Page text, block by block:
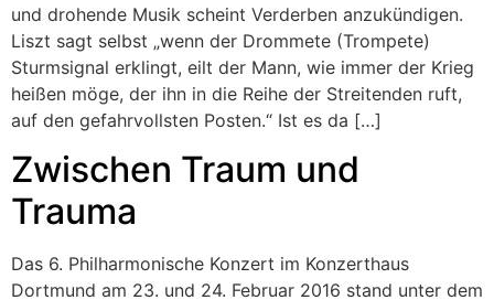
und drohende Musik scheint Verderben anzukündigen.
Liszt sagt selbst „wenn der Drommete (Trompete)
Sturmsignal erklingt, eilt der Mann, wie immer der Krieg
heißen möge, der ihn in die Reihe der Streitenden ruft,
auf den gefahrvollsten Posten.“ Ist es da […]
Zwischen Traum und
Trauma
Das 6. Philharmonische Konzert im Konzerthaus
Dortmund am 23. und 24. Februar 2016 stand unter dem